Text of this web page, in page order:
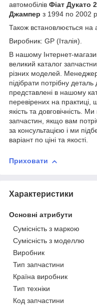
автомобілів Фіат Дукато
Джампер з 1994 по 2002
Також встановлюється на
Виробник: GP (Італія).
В нашому Інтернет-
великий каталог
різних моделей.
підібрати потрібну
представлені в нашому
перевірених на практиці,
якість та довговічність.
запчастин, якщо вам
за консультацією і ми
варіант по ціні та якості.
Приховати
Характеристики
Основні атрибути
Сумісність з маркою
Сумісність з моделлю
Виробник
Тип запчастини
Країна виробник
Тип техніки
Код запчастини